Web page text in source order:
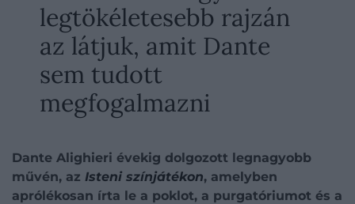
legtökéletesebb rajzán
az látjuk, amit Dante
sem tudott
megfogalmazni
Dante Alighieri évekig dolgozott legnagyobb
művén, az Isteni színjátékon, amelyben
aprólékosan írta le a poklot, a purgatóriumot és a